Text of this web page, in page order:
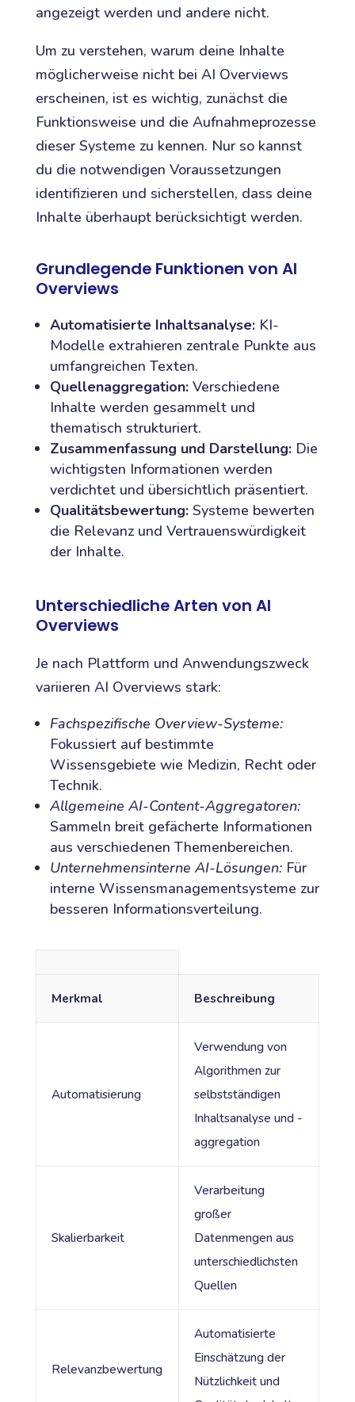
angezeigt werden und andere nicht.
Um zu verstehen, warum deine Inhalte
möglicherweise nicht bei AI Overviews
erscheinen, ist es wichtig, zunächst die
Funktionsweise und die Aufnahmeprozesse
dieser Systeme zu kennen. Nur so kannst
du die notwendigen Voraussetzungen
identifizieren und sicherstellen, dass deine
Inhalte überhaupt berücksichtigt werden.
Grundlegende Funktionen von AI
Overviews
Automatisierte Inhaltsanalyse:KI-
Modelle extrahieren zentrale Punkte aus
umfangreichen Texten.
Quellenaggregation:Verschiedene
Inhalte werden gesammelt und
thematisch strukturiert.
Zusammenfassung und Darstellung:Die
wichtigsten Informationen werden
verdichtet und übersichtlich präsentiert.
Qualitätsbewertung:Systeme bewerten
die Relevanz und Vertrauenswürdigkeit
der Inhalte.
Unterschiedliche Arten von AI
Overviews
Je nach Plattform und Anwendungszweck
variieren AI Overviews stark:
Fachspezifische Overview-Systeme:
Fokussiert auf bestimmte
Wissensgebiete wie Medizin, Recht oder
Technik.
Allgemeine AI-Content-Aggregatoren:
Sammeln breit gefächerte Informationen
aus verschiedenen Themenbereichen.
Unternehmensinterne AI-Lösungen:Für
interne Wissensmanagementsysteme zur
besseren Informationsverteilung.
Merkmal Beschreibung
Automatisierung
Verwendung von
Algorithmen zur
selbstständigen
Inhaltsanalyse und -
aggregation
Skalierbarkeit
Verarbeitung
großer
Datenmengen aus
unterschiedlichsten
Quellen
Relevanzbewertung
Automatisierte
Einschätzung der
Nützlichkeit und